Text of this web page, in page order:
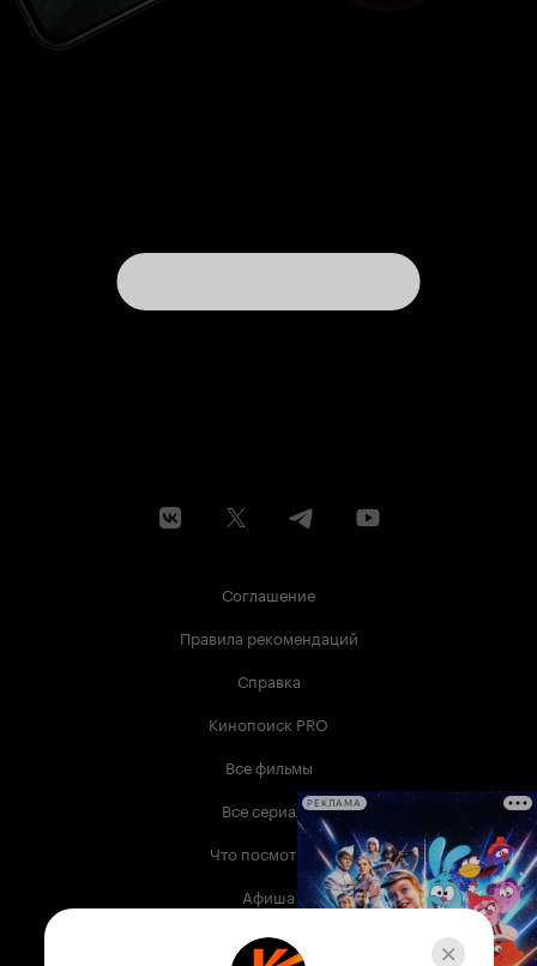
Соглашение
Правила рекомендаций
Справка
Кинопоиск PRO
Все фильмы
Все сериалы
Что посмотреть
Афиша
Музыка
РЕКЛАМА